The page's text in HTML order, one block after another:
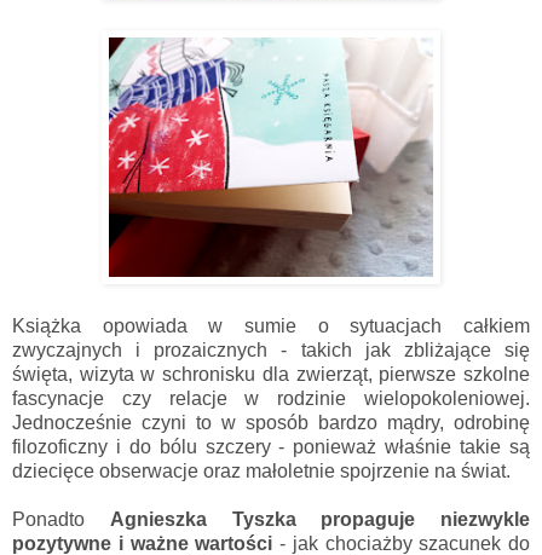
Książka opowiada w sumie o sytuacjach całkiem
zwyczajnych i prozaicznych - takich jak zbliżające się
święta, wizyta w schronisku dla zwierząt, pierwsze szkolne
fascynacje czy relacje w rodzinie wielopokoleniowej.
Jednocześnie czyni to w sposób bardzo mądry, odrobinę
filozoficzny i do bólu szczery - ponieważ właśnie takie są
dziecięce obserwacje oraz małoletnie spojrzenie na świat.
Ponadto Agnieszka Tyszka
propaguje niezwykle
pozytywne i ważne wartości - jak chociażby szacunek do